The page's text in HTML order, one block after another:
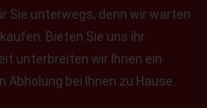
unterwegs, denn wir warten
Bieten Sie uns ihr
unterbreiten wir Ihnen ein
bei Ihnen zu Hause.